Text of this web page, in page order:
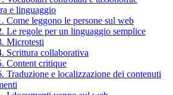
e linguaggio
Come leggono le persone sul web
Le regole per un linguaggio semplice
Microtesti
Scrittura collaborativa
Content critique
Traduzione e localizzazione dei contenuti